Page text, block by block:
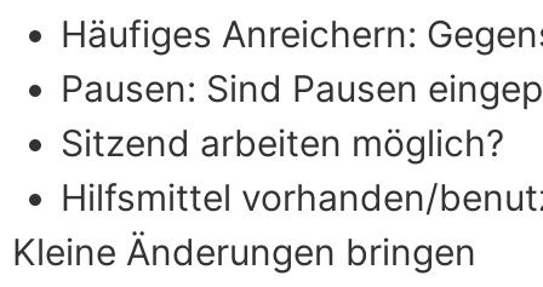
Häufiges Anreichern:
Pausen: Sind Pausen
Sitzend arbeiten möglich?
Hilfsmittel vorhanden/
Kleine Änderungen bringen